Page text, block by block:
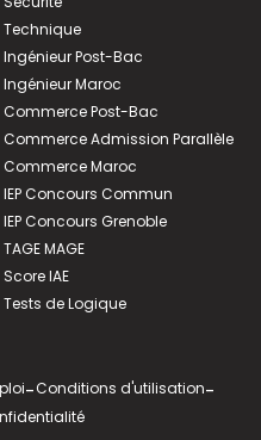
Technique
Ingénieur Post-Bac
Ingénieur Maroc
Commerce Post-Bac
Commerce Admission Parallèle
Commerce Maroc
IEP Concours Commun
IEP Concours Grenoble
TAGE MAGE
Score IAE
Tests de Logique
-Conditions d'utilisation-